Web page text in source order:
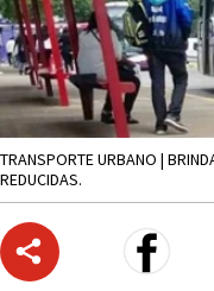
TRANSPORTE URBANO |
REDUCIDAS.